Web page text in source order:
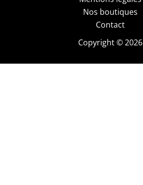
Nos boutiques
Contact
Copyright © 2026